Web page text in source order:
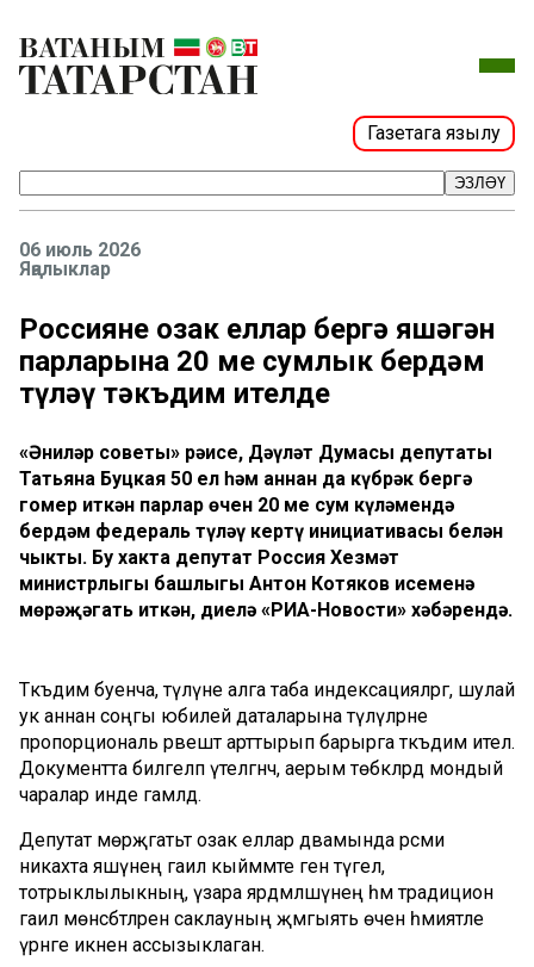
Газетага язылу
ЭЗЛӘҮ
06 июль 2026
Яңалыклар
Россиянең озак еллар бергә яшәгән
парларына 20 мең сумлык бердәм
түләү тәкъдим ителде
«Әниләр советы» рәисе, Дәүләт Думасы депутаты
Татьяна Буцкая 50 ел һәм аннан да күбрәк бергә
гомер иткән парлар өчен 20 мең сум күләмендә
бердәм федераль түләү кертү инициативасы белән
чыкты. Бу хакта депутат Россия Хезмәт
министрлыгы башлыгы Антон Котяков исеменә
мөрәҗәгать иткән, диелә «РИА-Новости» хәбәрендә.
Тәкъдим буенча, түләүне алга таба индексацияләргә, шулай
ук аннан соңгы юбилей даталарына түләүләрне
пропорциональ рәвештә арттырып барырга тәкъдим ителә.
Документта билгеләп үтелгәнчә, аерым төбәкләрдә мондый
чаралар инде гамәлдә.
Депутат мөрәҗәгатьтә озак еллар дәвамында рәсми
никахта яшәүнең гаилә кыйммәте генә түгел, ә
тотрыклылыкның, үзара ярдәмләшүнең һәм традицион
гаилә мөнәсәбәтләрен саклауның җәмгыять өчен әһәмиятле
үрнәге икәнен ассызыклаган.